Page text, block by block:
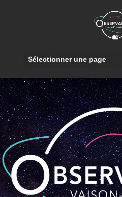
Sélectionner une page